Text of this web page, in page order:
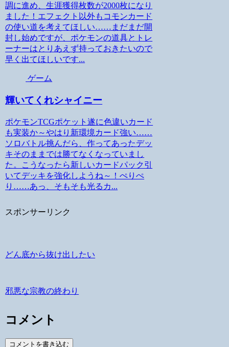
調に進め、生涯獲得枚数が2000枚になり
ました！エフェクト以外もコモンカード
の使い道を考えてほしい……まだまだ開
封し始めですが、ポケモンの道具とトレ
ーナーはとりあえず持っておきたいので
早く出てほしいです...
ゲーム
輝いてくれシャイニー
ポケモンTCGポケット遂に色違いカード
も実装か～やはり新環境カード強い……
ソロバトル挑んだら、作ってあったデッ
キそのままでは勝てなくなっていまし
た。こうなったら新しいカードパック引
いてデッキを強化しようね～！ぺりぺ
り……あっ、そもそも光るカ...
スポンサーリンク
どん底から抜け出したい
邪悪な宗教の終わり
コメント
コメントを書き込む